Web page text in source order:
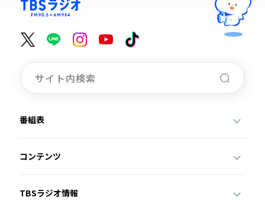
番組表
コンテンツ
TBSラジオ情報